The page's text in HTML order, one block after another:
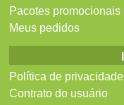
Pacotes promocionais
Meus pedidos
Política de privacidade
Contrato do usuário